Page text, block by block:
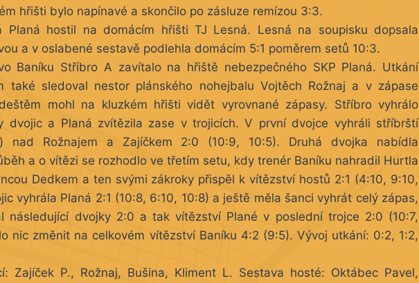
hřišti bylo napínavé a skončilo po zásluze remízou 3:3.
Planá hostil na domácím hřišti TJ Lesná. Lesná na soupisku dopsala
a v oslabené sestavě podlehla domácím 5:1 poměrem setů 10:3.
Baníku Stříbro A zavítalo na hřiště nebezpečného SKP Planá. Utkání
také sledoval nestor plánského nohejbalu Vojtěch Rožnaj a v zápase
mohl na kluzkém hřišti vidět vyrovnané zápasy. Stříbro vyhrálo
dvojic a Planá zvítězila zase v trojicích. V první dvojce vyhráli stříbrští
nad Rožnajem a Zajíčkem 2:0 (10:9, 10:5). Druhá dvojka nabídla
a o vítězi se rozhodlo ve třetím setu, kdy trenér Baníku nahradil Hurtla
Dedkem a ten svými zákroky přispěl k vítězství hostů 2:1 (4:10, 9:10,
vyhrála Planá 2:1 (10:8, 6:10, 10:8) a ještě měla šanci vyhrát celý zápas,
následující dvojky 2:0 a tak vítězství Plané v poslední trojce 2:0 (10:7,
nic změnit na celkovém vítězství Baníku 4:2 (9:5). Vývoj utkání: 0:2, 1:2,
Zajíček P., Rožnaj, Bušina, Kliment L. Sestava hosté: Oktábec Pavel,